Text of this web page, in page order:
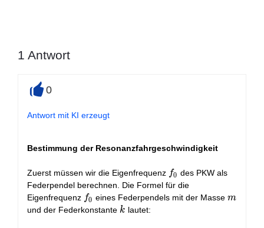
1 Antwort
0
Antwort mit KI erzeugt
Bestimmung der Resonanzfahrgeschwindigkeit
Zuerst müssen wir die Eigenfrequenz f_0
f0 des PKW als
Federpendel berechnen. Die Formel für die
Eigenfrequenz f_0
f0 eines Federpendels mit der Masse m
m
und der Federkonstante k
k lautet: